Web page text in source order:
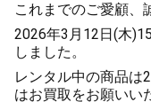
これまでのご愛顧、
2026年3月12日(木
しました。
レンタル中の商品は
はお買取をお願いい